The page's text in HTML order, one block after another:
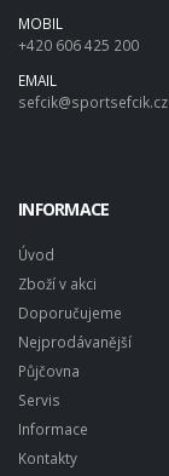
MOBIL
+420 606 425 200
EMAIL
sefcik@sportsefcik.cz
INFORMACE
Úvod
Zboží v akci
Doporučujeme
Nejprodávanější
Půjčovna
Servis
Informace
Kontakty